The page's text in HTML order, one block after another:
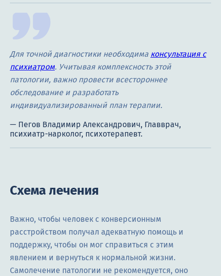
Для точной диагностики необходима консультация с
психиатром. Учитывая комплексность этой
патологии, важно провести всестороннее
обследование и разработать
индивидуализированный план терапии.
Схема лечения
Важно, чтобы человек с конверсионным
расстройством получал адекватную помощь и
поддержку, чтобы он мог справиться с этим
явлением и вернуться к нормальной жизни.
Самолечение патологии не рекомендуется, оно